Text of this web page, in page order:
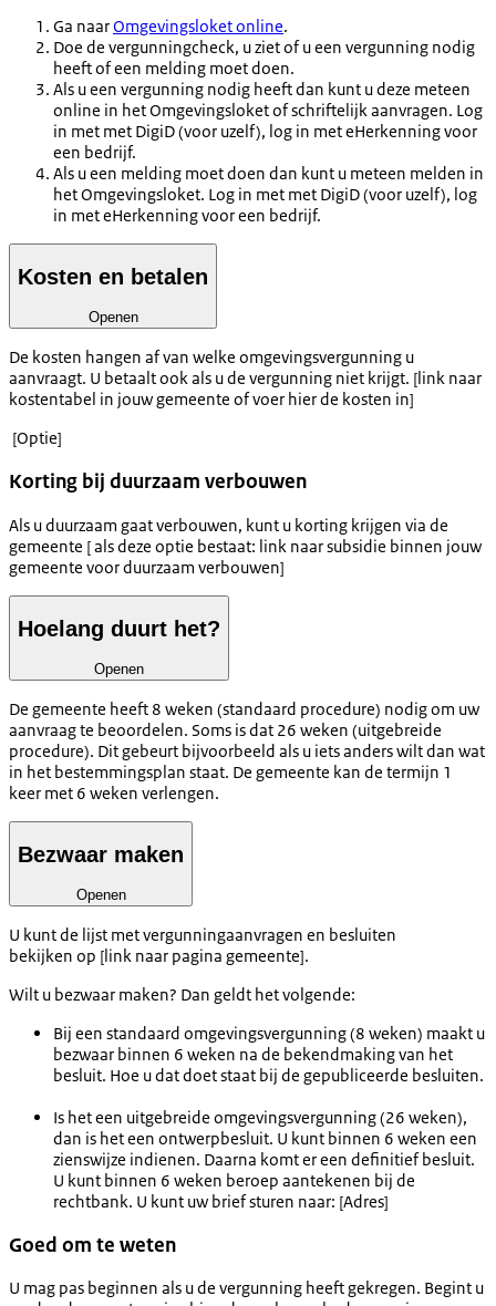
Ga naarOmgevingsloket online.
Doe de vergunningcheck, u ziet of u een vergunning nodig
heeft of een melding moet doen.
Als u een vergunning nodig heeft dan kunt u deze meteen
online in het Omgevingsloket of schriftelijk aanvragen. Log
in met met DigiD (voor uzelf), log in met eHerkenning voor
een bedrijf.
Als u een melding moet doen dan kunt u meteen melden in
het Omgevingsloket. Log in met met DigiD (voor uzelf), log
in met eHerkenning voor een bedrijf.
Kosten en betalen
Openen
De kosten hangen af van welke omgevingsvergunning u
aanvraagt. U betaalt ook als u de vergunning niet krijgt. [link naar
kostentabel in jouw gemeente of voer hier de kosten in]
[Optie]
Korting bij duurzaam verbouwen
Als u duurzaam gaat verbouwen, kunt u korting krijgen via de
gemeente [ als deze optie bestaat: link naar subsidie binnen jouw
gemeente voor duurzaam verbouwen]
Hoelang duurt het?
Openen
De gemeente heeft 8 weken (standaard procedure) nodig om uw
aanvraag te beoordelen. Soms is dat 26 weken (uitgebreide
procedure). Dit gebeurt bijvoorbeeld als u iets anders wilt dan wat
in het bestemmingsplan staat. De gemeente kan de termijn 1
keer met 6 weken verlengen.
Bezwaar maken
Openen
U kunt de lijst met vergunningaanvragen en besluiten
bekijken op [link naar pagina gemeente].
Wilt u bezwaar maken? Dan geldt het volgende:
Bij een standaard omgevingsvergunning (8 weken) maakt u
bezwaar binnen 6 weken na de bekendmaking van het
besluit. Hoe u dat doet staat bij de gepubliceerde besluiten.
Is het een uitgebreide omgevingsvergunning (26 weken),
dan is het een ontwerpbesluit. U kunt binnen 6 weken een
zienswijze indienen. Daarna komt er een definitief besluit.
U kunt binnen 6 weken beroep aantekenen bij de
rechtbank. U kunt uw brief sturen naar: [Adres]
Goed om te weten
U mag pas beginnen als u de vergunning heeft gekregen. Begint u